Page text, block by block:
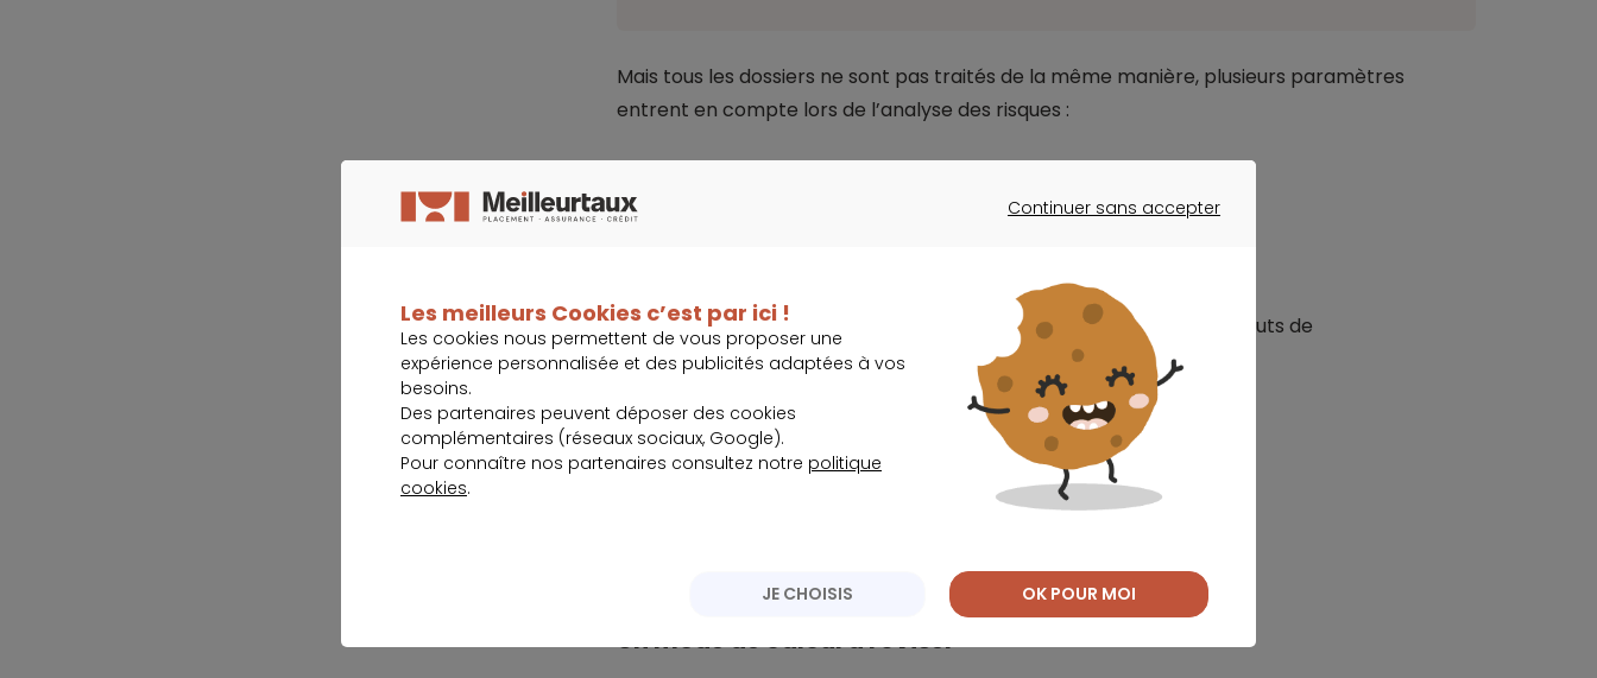
Mais tous les dossiers ne sont pas traités de la même manière, plusieurs paramètres
entrent en compte lors de l’analyse des risques :
Quoi qu’il en soit, les banques souhaitent avant tout prévenir les défauts de
remboursement.
Quel taux pour votre projet ?
Un mode de calcul à réviser
Continuer sans accepter
Les meilleurs Cookies c’est par ici !
Les cookies nous permettent de vous proposer une
expérience personnalisée et des publicités adaptées à vos
besoins.
Des partenaires peuvent déposer des cookies
complémentaires (réseaux sociaux, Google).
Pour connaître nos partenaires consultez notre politique
cookies.
JE CHOISIS OK POUR MOI